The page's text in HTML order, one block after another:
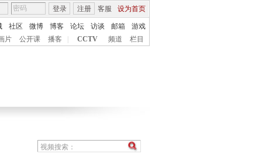
客服 设为首页
登录 注册
社区 微博 博客 论坛 访谈 邮箱
游戏
片
公开课 播客 CCTV 频道 栏目